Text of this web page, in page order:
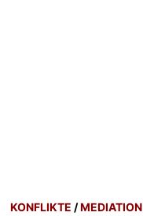
KONFLIKTE /MEDIATION